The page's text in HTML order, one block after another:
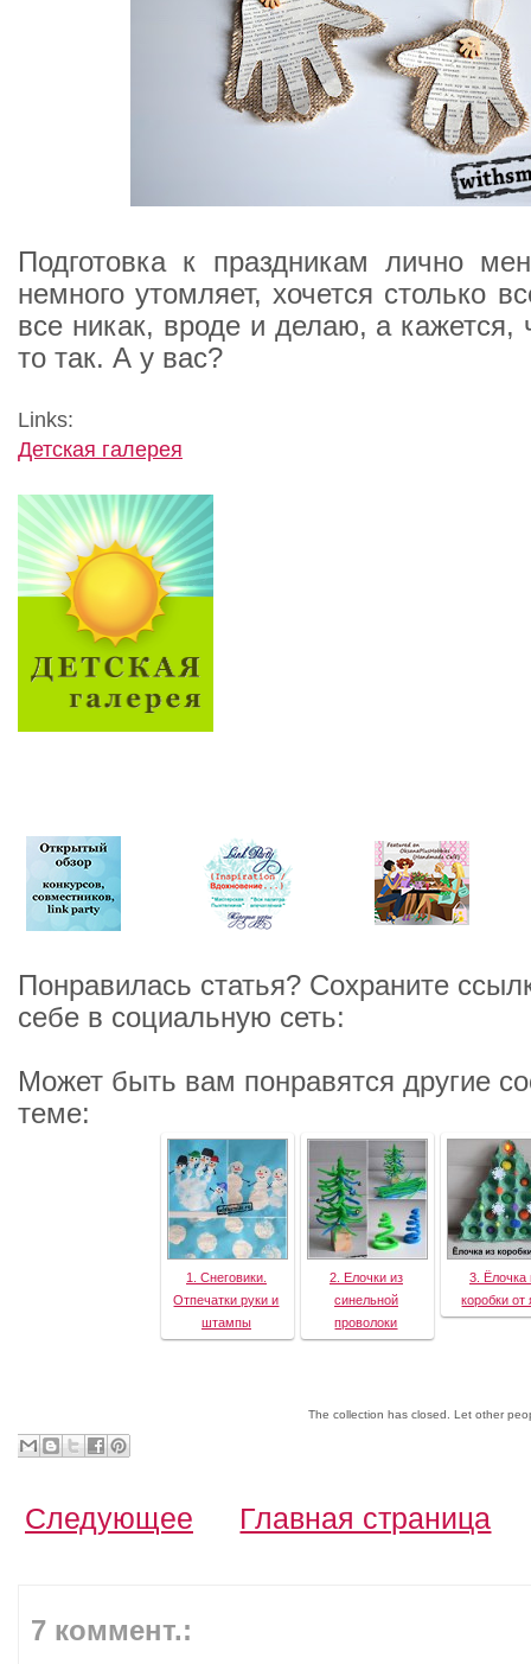
Подготовка к праздникам лично
немного утомляет, хочется столько
все никак, вроде и делаю, а кажется,
то так. А у вас?
Links:
Детская галерея
Понравилась статья? Сохраните
себе в социальную сеть:
Может быть вам понравятся другие
теме:
1. Снеговики.
Отпечатки руки и
штампы
2. Елочки из
синельной
проволоки
3. Ёлочка
коробки от
The collection has closed. Let other
Следующее Главная страница
7 коммент.: